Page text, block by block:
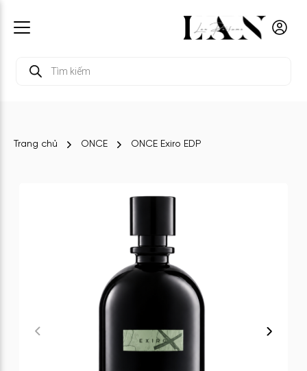
kiếm
Trang chủ ONCE ONCE Exiro EDP